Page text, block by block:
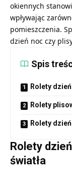
okiennych
wpływając
pomieszczenia.
dzień noc czy
Spis
Rolety
Rolety
Rolety
Rolety
światła